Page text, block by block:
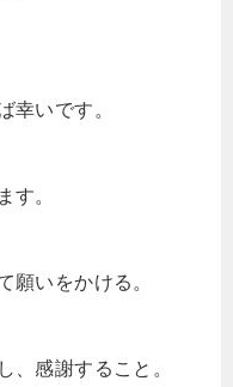
幸いです。
す。
願いをかける。
、感謝すること。